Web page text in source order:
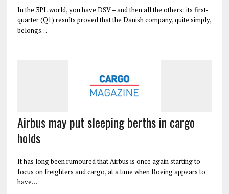
In the 3PL world, you have DSV – and then all the others: its first-
quarter (Q1) results proved that the Danish company, quite simply,
belongs…
Airbus may put sleeping berths in cargo
holds
It has long been rumoured that Airbus is once again starting to
focus on freighters and cargo, at a time when Boeing appears to
have…